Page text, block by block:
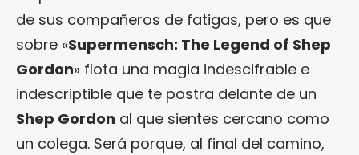
de sus compañeros de fatigas, pero es que
sobre «Supermensch: The Legend of Shep
Gordon» flota una magia indescifrable e
indescriptible que te postra delante de un
Shep Gordon al que sientes cercano como
un colega. Será porque, al final del camino,